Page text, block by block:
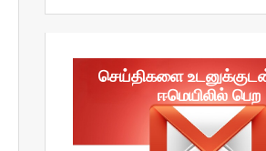
செய்திகளை
ஈமெயிலில் பெற